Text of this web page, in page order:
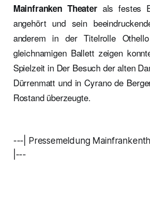
Mainfranken Theaterals festes
angehört und sein
anderem in der Titelrolle
gleichnamigen Ballett zeigen
Spielzeit in Der Besuch der alten
Dürrenmatt und in Cyrano de
Rostand überzeugte.
---| Pressemeldung
|---